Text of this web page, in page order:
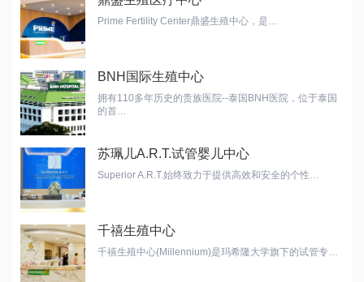
Prime Fertility Center鼎盛生殖中心，是…
BNH国际生殖中心
拥有110多年历史的贵族医院--泰国BNH医院，位于泰国
的首…
苏珮儿A.R.T.试管婴儿中心
Superior A.R.T.始终致力于提供高效和安全的个性…
千禧生殖中心
千禧生殖中心(Millennium)是玛希隆大学旗下的试管专…